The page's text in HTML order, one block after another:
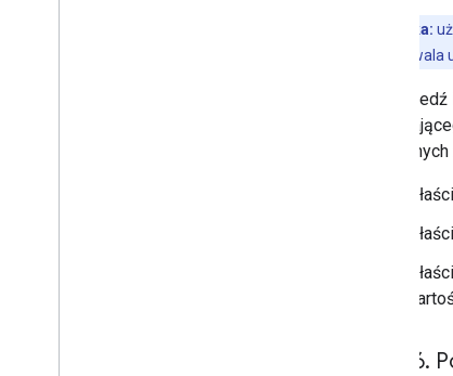
Wskazówka:
parametr pozwala
Krok 6.